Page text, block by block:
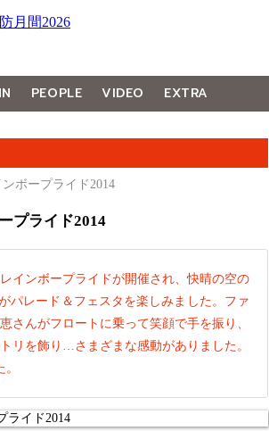
PEOPLE VIDEO
EXTRA
ボープライド2014
プライド2014
インボープライドが開催され、快晴の空の
パレード＆フェスタを楽しみました。ファ
さんがフロートに乗って笑顔で手を振り、
リを飾り…さまざまな感動がありました。